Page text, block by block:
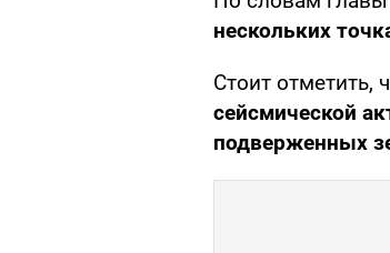
нескольких
Стоит отметить,
сейсмической
подверженных